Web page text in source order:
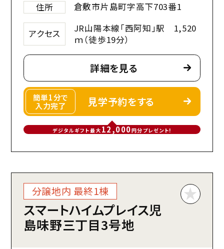
住所 倉敷市片島町字高下703番1
アクセス
JR山陽本線「西阿知」駅 1,520
ｍ（徒歩19分）
詳細を見る
簡単1分で
入力完了
見学予約をする
デジタルギフト最大 12,000円分プレゼント!
分譲地内 最終1棟
スマートハイムプレイス児
島味野三丁目3号地